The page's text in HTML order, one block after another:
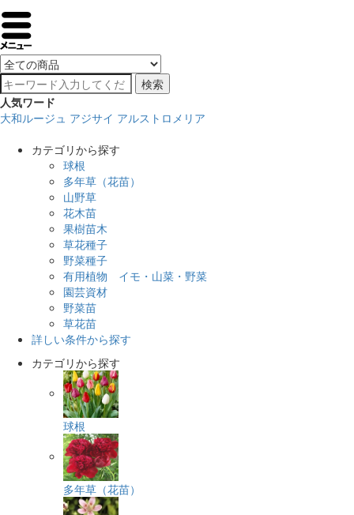
検索
人気ワード
大和ルージュ アジサイ アルストロメリア
カテゴリから探す
球根
多年草（花苗）
山野草
花木苗
果樹苗木
草花種子
野菜種子
有用植物 イモ・山菜・野菜
園芸資材
野菜苗
草花苗
詳しい条件から探す
カテゴリから探す
球根
多年草（花苗）